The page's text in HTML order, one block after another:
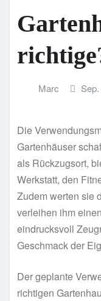
Marc
Die
Gartenhäuser
als Rückzugsort,
Werkstatt, den
Zudem werten sie
verleihen ihm
eindrucksvoll
Geschmack der
Der geplante
richtigen